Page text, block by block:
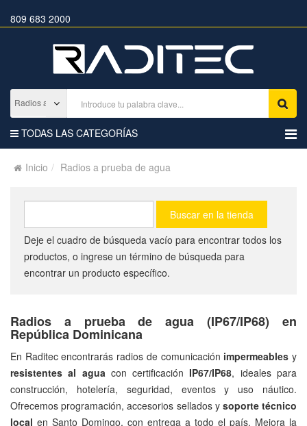
809 683 2000
TODAS LAS CATEGORÍAS
Inicio Radios a prueba de agua
Deje el cuadro de búsqueda vacío para encontrar todos los
productos, o ingrese un término de búsqueda para
encontrar un producto específico.
Radios a prueba de agua (IP67/IP68) en
República Dominicana
En Raditec encontrarás radios de comunicación impermeables y
resistentes al aguacon certificaciónIP67/IP68, ideales para
construcción, hotelería, seguridad, eventos y uso náutico.
Ofrecemos programación, accesorios sellados y soporte técnico
local en Santo Domingo, con entrega a todo el país. Mejora la